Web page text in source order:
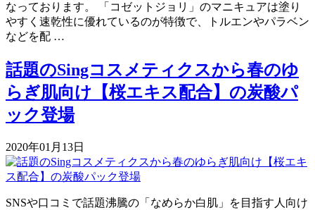
なっております。 「コゼットジョリ」のマニキュアは塗り
やすく速乾性に優れているのが特徴で、トルエンやパラベン
などを配 …
話題のSingコスメティクスから春のゆ
らぎ肌向け【桜エキス配合】の炭酸パ
ック登場
2020年01月13日
SNSや口コミで話題沸騰の「なめらか白肌」を目指す人向け